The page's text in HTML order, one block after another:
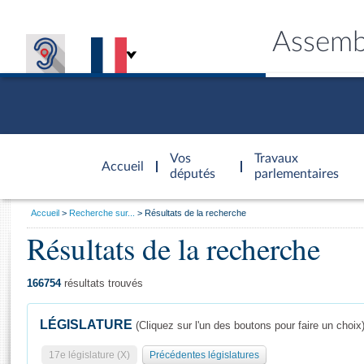
Accueil
d'accueil
Vos
députés
Travaux
parlementaires
Général
Vous
Accueil Recherche sur... Résultats de la recherche
Résultats de la recherche
166754résultats trouvés
LÉGISLATURE (Cliquez sur l'un des boutons pour faire un choix)
17e législature (X) Précédentes législatures